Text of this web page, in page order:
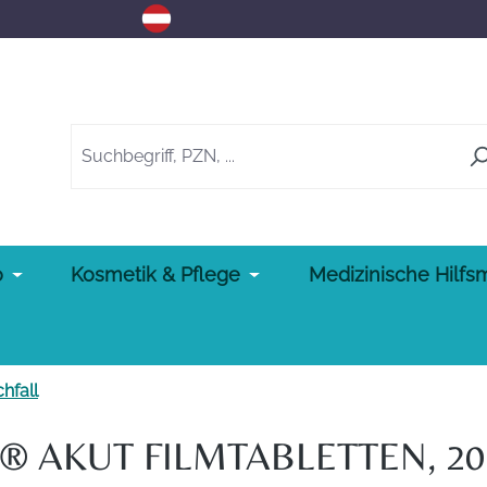
Kosmetik & Pflege Medizinische
AKUT FILMTABLETTEN,